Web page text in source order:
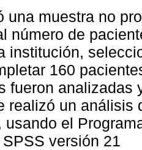
una muestra no
número de
institución,
160
fueron analizadas
realizó un análisis
usando el
versión 21